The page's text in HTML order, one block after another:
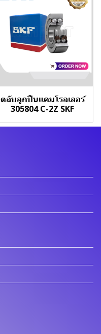
ตลับลูกปืนแคมโรลเลอร์
305804 C-2Z SKF